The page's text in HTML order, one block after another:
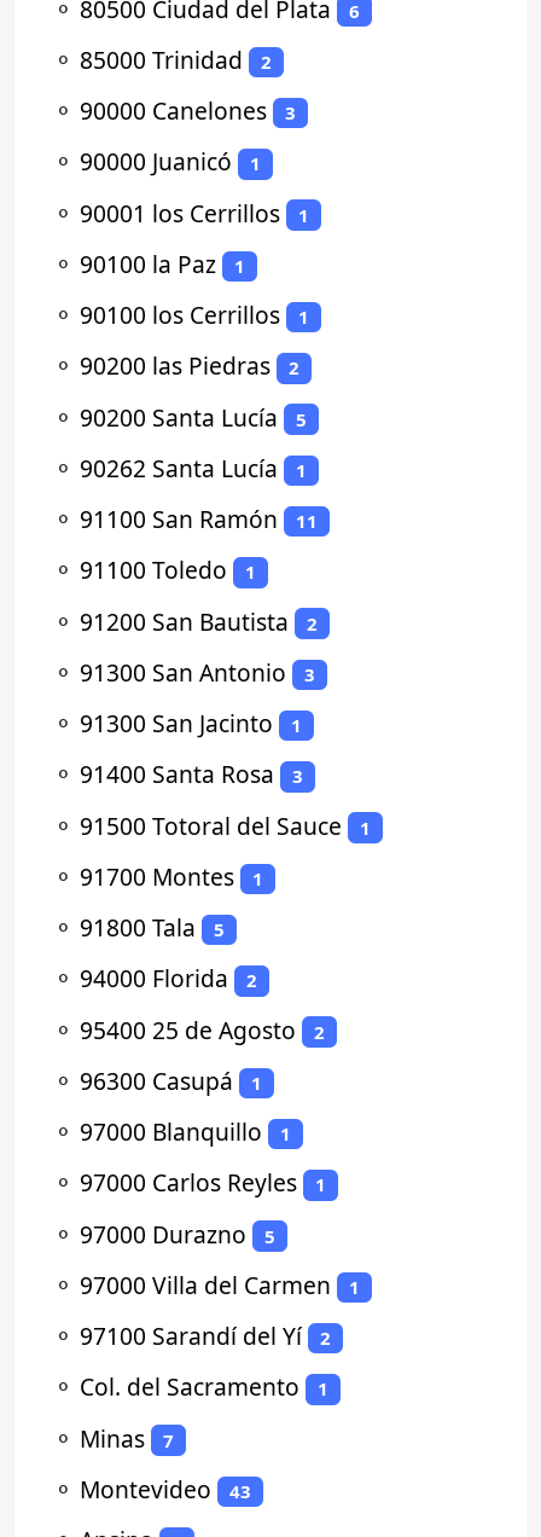
⚬ 80500 Ciudad del Plata 6
⚬ 85000 Trinidad 2
⚬ 90000 Canelones 3
⚬ 90000 Juanicó 1
⚬ 90001 los Cerrillos 1
⚬ 90100 la Paz 1
⚬ 90100 los Cerrillos 1
⚬ 90200 las Piedras 2
⚬ 90200 Santa Lucía 5
⚬ 90262 Santa Lucía 1
⚬ 91100 San Ramón 11
⚬ 91100 Toledo 1
⚬ 91200 San Bautista 2
⚬ 91300 San Antonio 3
⚬ 91300 San Jacinto 1
⚬ 91400 Santa Rosa 3
⚬ 91500 Totoral del Sauce 1
⚬ 91700 Montes 1
⚬ 91800 Tala 5
⚬ 94000 Florida 2
⚬ 95400 25 de Agosto 2
⚬ 96300 Casupá 1
⚬ 97000 Blanquillo 1
⚬ 97000 Carlos Reyles 1
⚬ 97000 Durazno 5
⚬ 97000 Villa del Carmen 1
⚬ 97100 Sarandí del Yí 2
⚬ Col. del Sacramento 1
⚬ Minas 7
⚬ Montevideo 43